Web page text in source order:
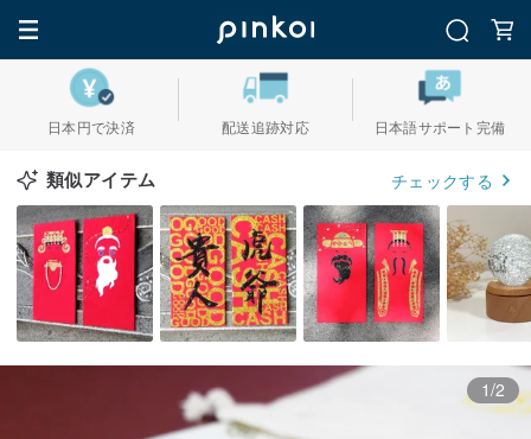
日本円で決済 配送追跡対応 日本語サポート完備
類似アイテム チェックする
1/2